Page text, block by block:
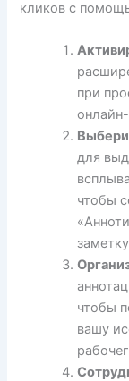
кликов с
при
для
чтобы
чтобы
вашу